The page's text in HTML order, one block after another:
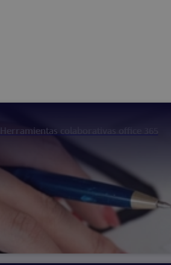
Herramientas colaborativas office 365